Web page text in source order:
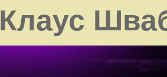
Клаус